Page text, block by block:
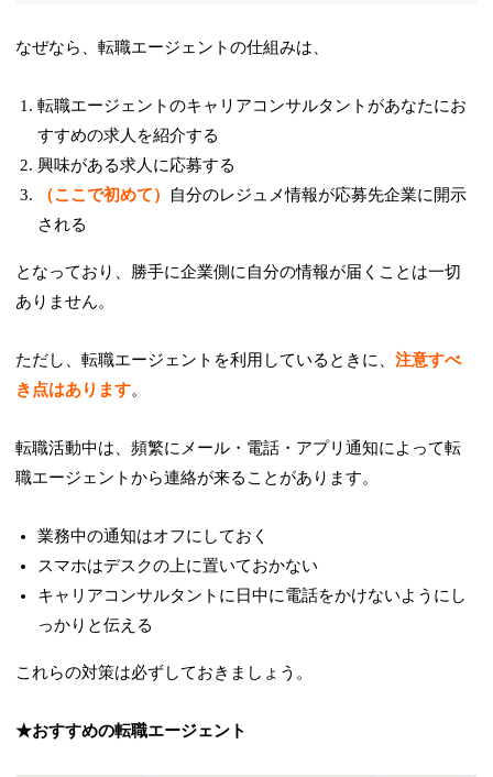
なぜなら、転職エージェントの仕組みは、
転職エージェントのキャリアコンサルタントがあなたにお
すすめの求人を紹介する
興味がある求人に応募する
（ここで初めて）
自分のレジュメ情報が応募先企業に開示
される
となっており、勝手に企業側に自分の情報が届くことは一切
ありません。
ただし、転職エージェントを利用しているときに、注意すべ
き点はあります。
転職活動中は、頻繁にメール・電話・アプリ通知によって転
職エージェントから連絡が来ることがあります。
業務中の通知はオフにしておく
スマホはデスクの上に置いておかない
キャリアコンサルタントに日中に電話をかけないようにし
っかりと伝える
これらの対策は必ずしておきましょう。
★おすすめの転職エージェント